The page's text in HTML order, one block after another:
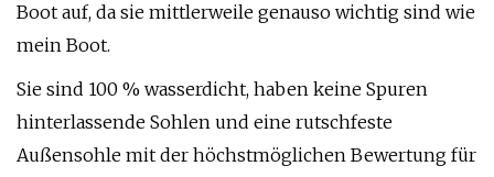
Boot auf, da sie mittlerweile genauso wichtig sind wie
mein Boot.
Sie sind 100 % wasserdicht, haben keine Spuren
hinterlassende Sohlen und eine rutschfeste
Außensohle mit der höchstmöglichen Bewertung für